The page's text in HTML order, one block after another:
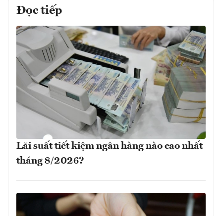
Đọc tiếp
Lãi suất tiết kiệm ngân hàng nào cao nhất
tháng 8/2026?